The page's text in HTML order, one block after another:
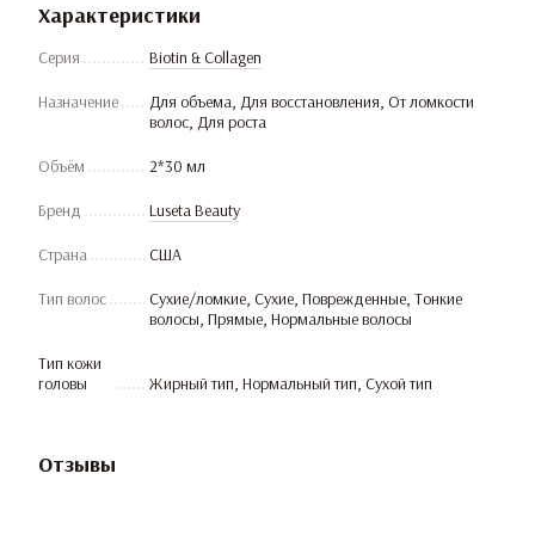
Характеристики
Серия Biotin & Collagen
Назначение
Для объема, Для восстановления, От ломкости
волос, Для роста
Объём 2*30 мл
Бренд Luseta Beauty
Страна США
Тип волос
Сухие/ломкие, Сухие, Поврежденные, Тонкие
волосы, Прямые, Нормальные волосы
Тип кожи
головы
Жирный тип, Нормальный тип, Сухой тип
Отзывы